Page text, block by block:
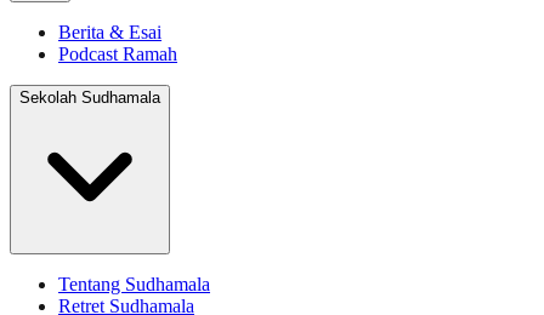
Berita & Esai
Podcast Ramah
Sekolah Sudhamala
Tentang Sudhamala
Retret Sudhamala